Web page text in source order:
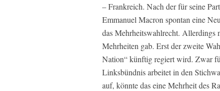
– Frankreich. Nach der für seine
Emmanuel Macron spontan eine
das Mehrheitswahlrecht. Allerdings
Mehrheiten gab. Erst der zweite
Nation“ künftig regiert wird. Zwar
Linksbündnis arbeitet in den
auf, könnte das eine Mehrheit des